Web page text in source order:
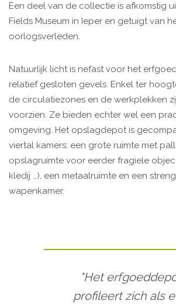
Een deel van de collectie is afkomstig
Fields Museum in Ieper en getuigt van
oorlogsverleden.
Natuurlijk licht is nefast voor het
relatief gesloten gevels. Enkel ter
de circulatiezones en de werkplekken
voorzien. Ze bieden echter wel een
omgeving. Het opslagdepot is
viertal kamers: een grote ruimte met
opslagruimte voor eerder fragiele
kledij …), een metaalruimte en een
wapenkamer.
"Het
profileert zich als